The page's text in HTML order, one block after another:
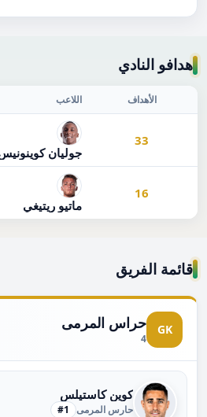
هدافو النادي
اللاعب الأهداف
جوليان
33
ماتيو ريتيغي
16
قائمة الفريق
GK حراس المرمى
4
كوين كاستيلس
حارس المرمى #1